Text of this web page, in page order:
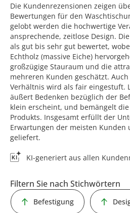
Die Kundenrezensionen zeigen
Bewertungen für den
gelobt werden die hochwertige
ansprechende, zeitlose Design.
als gut bis sehr gut bewertet,
Echtholz (massive Eiche)
großzügige Stauraum und die
mehreren Kunden geschätzt.
Verhältnis wird als fair eingestuft.
äußert Bedenken bezüglich der
klein erscheint, und bemängelt
Produkts. Insgesamt erfüllt der
Erwartungen der meisten
geliefert.
KI-generiert aus allen
Filtern Sie nach Stichwörtern
Befestigung